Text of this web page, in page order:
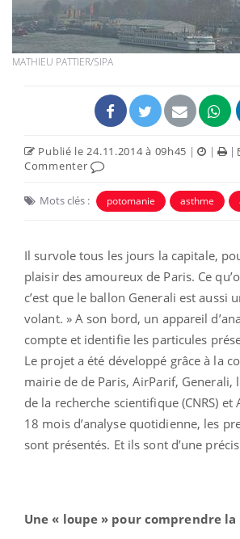
MATHIEU PATTIER/SIPA
Publié le 24.11.2014 à 09h45 | | |
Commenter
Mots clés : potomanie asthme
Il survole tous les jours la capitale,
plaisir des amoureux de Paris. Ce
c’est que le ballon Generali est aussi
volant. » A son bord, un appareil
compte et identifie les particules
Le projet a été développé grâce à la
mairie de de Paris, AirParif, Generali,
de la recherche scientifique (CNRS)
18 mois d’analyse quotidienne, les
sont présentés. Et ils sont d’une
Une « loupe » pour comprendre